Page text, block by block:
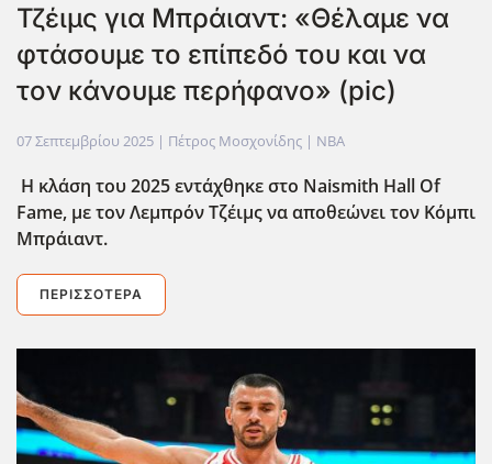
Τζέιμς για Μπράιαντ: «Θέλαμε να
φτάσουμε το επίπεδό του και να
τον κάνουμε περήφανο» (pic)
07 Σεπτεμβρίου 2025 | Πέτρος Μοσχονίδης | NBA
Η κλάση του 2025 εντάχθηκε στο Naismith Hall Of
Fame, με τον Λεμπρόν Τζέιμς να αποθεώνει τον Κόμπι
Μπράιαντ.
ΠΕΡΙΣΣΌΤΕΡΑ